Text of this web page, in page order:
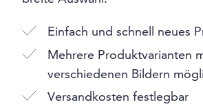
Einfach und schnell neues
Mehrere Produktvarianten
verschiedenen Bildern
Versandkosten festlegbar